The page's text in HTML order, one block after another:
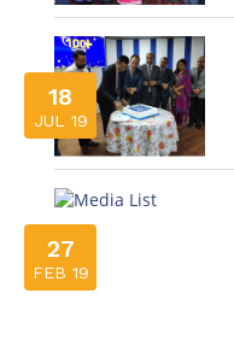
18
JUL 19
27
FEB 19